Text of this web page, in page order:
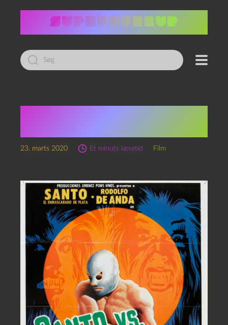
Led
efter:
23. marts 2020 Et minuts læsetid Film